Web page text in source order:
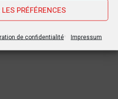
PRÉFÉRENCES
de confidentialité Impressum